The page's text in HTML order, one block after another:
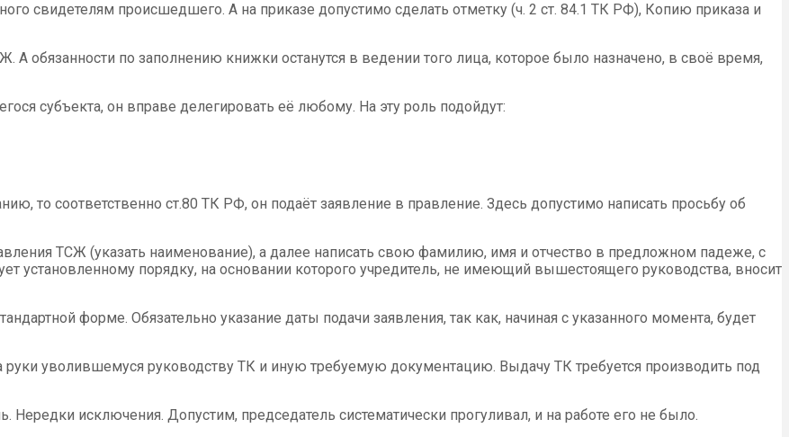
свидетелям происшедшего. А на приказе допустимо сделать отметку (ч. 2 ст. 84.1 ТК РФ), Копию приказа и
А обязанности по заполнению книжки останутся в ведении того лица, которое было назначено, в своё время,
субъекта, он вправе делегировать её любому. На эту роль подойдут:
то соответственно ст.80 ТК РФ, он подаёт заявление в правление. Здесь допустимо написать просьбу об
ТСЖ (указать наименование), а далее написать свою фамилию, имя и отчество в предложном падеже, с
установленному порядку, на основании которого учредитель, не имеющий вышестоящего руководства, вносит
форме. Обязательно указание даты подачи заявления, так как, начиная с указанного момента, будет
руки уволившемуся руководству ТК и иную требуемую документацию. Выдачу ТК требуется производить под
исключения. Допустим, председатель систематически прогуливал, и на работе его не было.